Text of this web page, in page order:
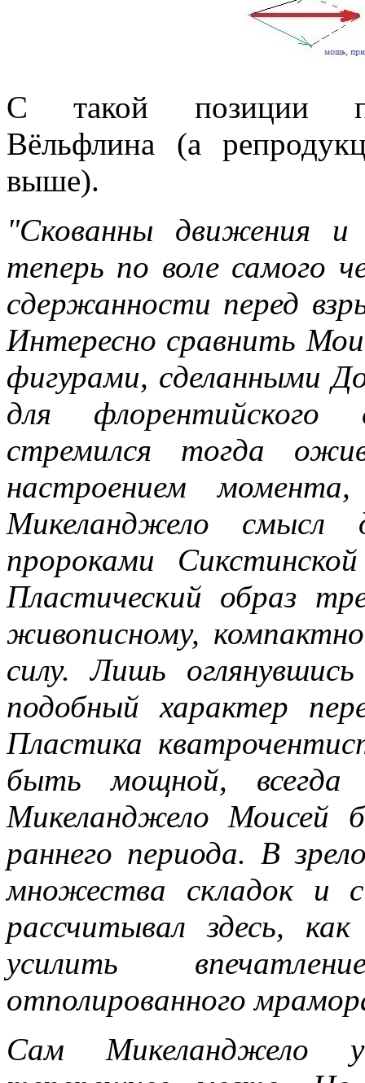
С такой позиции
Вёльфлина (а
выше).
"Скованны движения
теперь по воле самого
сдержанности перед
Интересно сравнить
фигурами, сделанными
для
стремился тогда
настроением
Микеланджело смысл
пророками
Пластический образ
живописному,
силу. Лишь
подобный характер
Пластика
быть мощной, всегда
Микеланджело Моисей
раннего периода. В
множества складок и
рассчитывал здесь,
усилить
отполированного
Сам Микеланджело